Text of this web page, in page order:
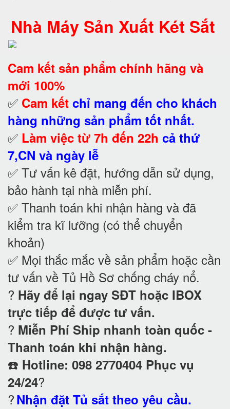
Nhà Máy Sản Xuất Két Sắt
Cam kết sản phẩm chính hãng và
mới 100%
✅ Cam kết chỉ mang đến cho khách
hàng những sản phẩm tốt nhất.
✅ Làm việc từ 7h đến 22h cả thứ
7,CN và ngày lễ
✅ Tư vấn kê đặt, hướng dẫn sử dụng,
bảo hành tại nhà miễn phí.
✅ Thanh toán khi nhận hàng và đã
kiểm tra kĩ lưỡng (có thể chuyển
khoản)
✅ Mọi thắc mắc về sản phẩm hoặc cần
tư vấn về Tủ Hồ Sơ chống cháy nổ.
? Hãy để lại ngay SĐT hoặc IBOX
trực tiếp để được tư vấn.
? Miễn Phí Ship nhanh toàn quốc -
Thanh toán khi nhận hàng.
☎️ Hotline: 098 2770404 Phục vụ
24/24?
?Nhận đặt Tủ sắt theo yêu cầu.